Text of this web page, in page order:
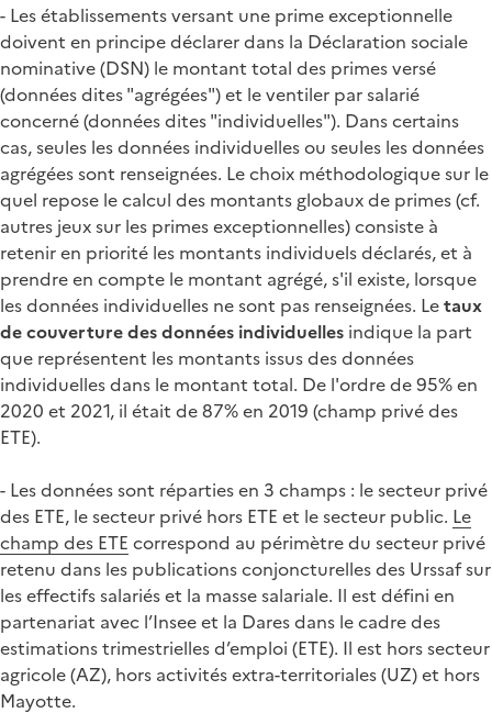
- Les établissements versant une prime exceptionnelle
doivent en principe déclarer dans la Déclaration sociale
nominative (DSN) le montant total des primes versé
(données dites "agrégées") et le ventiler par salarié
concerné (données dites "individuelles"). Dans certains
cas, seules les données individuelles ou seules les données
agrégées sont renseignées. Le choix méthodologique sur le
quel repose le calcul des montants globaux de primes (cf.
autres jeux sur les primes exceptionnelles) consiste à
retenir en priorité les montants individuels déclarés, et à
prendre en compte le montant agrégé, s'il existe, lorsque
les données individuelles ne sont pas renseignées. Letaux
de couverture des données individuelles indique la part
que représentent les montants issus des données
individuelles dans le montant total. De l'ordre de 95% en
2020 et 2021, il était de 87% en 2019 (champ privé des
ETE).
- Les données sont réparties en 3 champs : le secteur privé
des ETE, le secteur privé hors ETE et le secteur public. Le
champ des ETE correspond au périmètre du secteur privé
retenu dans les publications conjoncturelles des Urssaf sur
les effectifs salariés et la masse salariale. Il est défini en
partenariat avec l’Insee et la Dares dans le cadre des
estimations trimestrielles d’emploi (ETE). Il est hors secteur
agricole (AZ), hors activités extra-territoriales (UZ) et hors
Mayotte.